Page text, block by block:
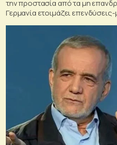
την προστασία από τα μη
Γερμανία ετοιμάζει